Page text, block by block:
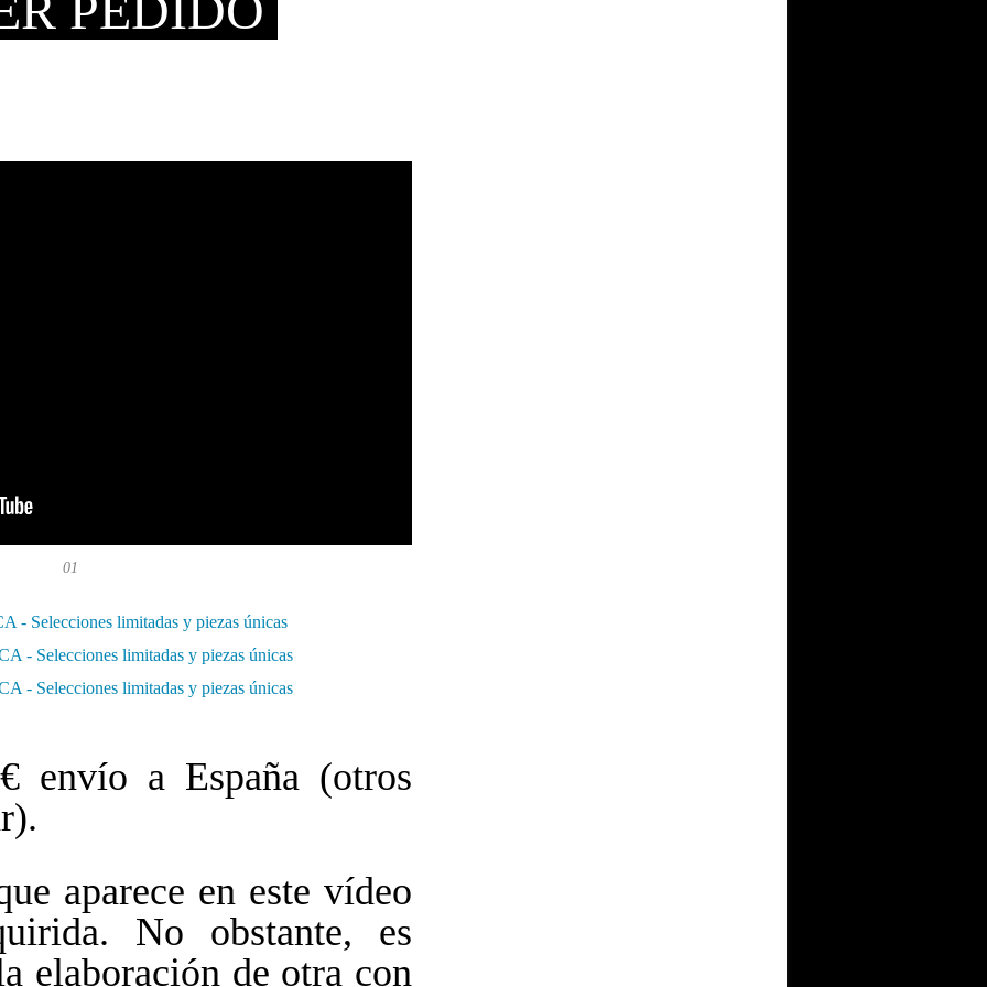
01
envío a España (otros
aparece en este vídeo
No obstante, es
elaboración de otra con